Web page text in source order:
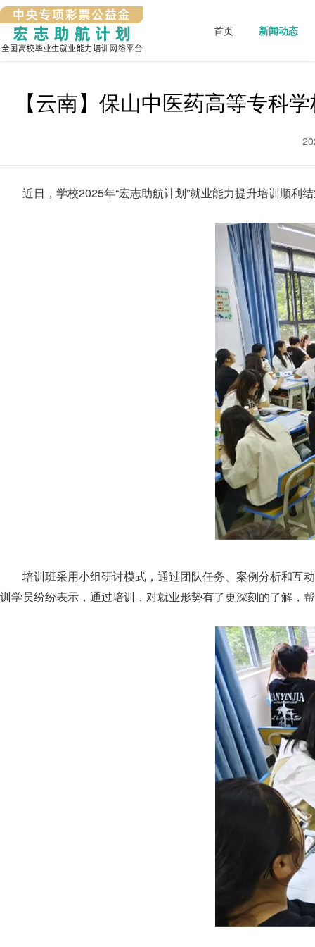
首页 新闻动态
【云南】保山中医药高等专科
近日，学校2025年“宏志助航计划”就业能力提升培训顺利
培训班采用小组研讨模式，通过团队任务、案例分析和互
训学员纷纷表示，通过培训，对就业形势有了更深刻的了解，